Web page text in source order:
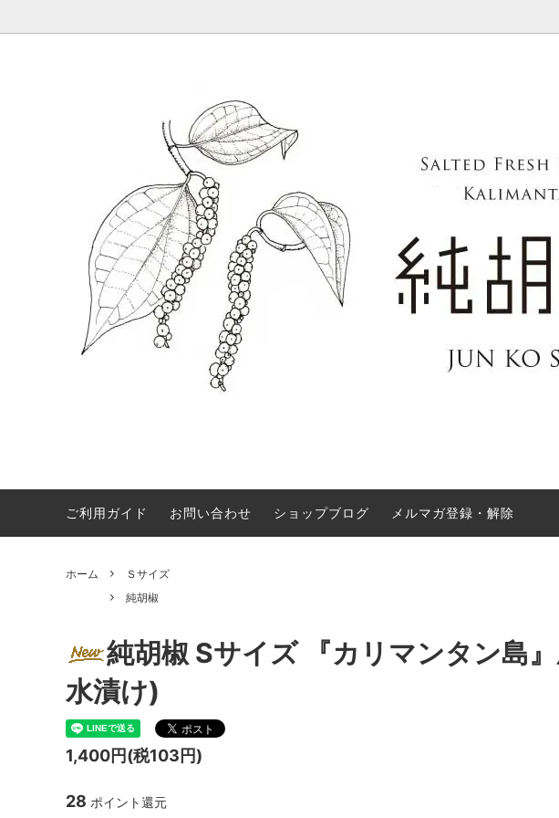
miniサイズ 白胡椒（ドライ）
CD・本
贈り物・プレゼント用の発送については 純胡椒 取扱店 ショップリスト
メールマガジン登録
ご利用ガイド お問い合わせ ショップブログ メルマガ登録・解除
ホーム
Ｓサイズ
純胡椒
純胡椒 Sサイズ 『カリマンタン島
水漬け)
1,400円(税103円)
28 ポイント還元